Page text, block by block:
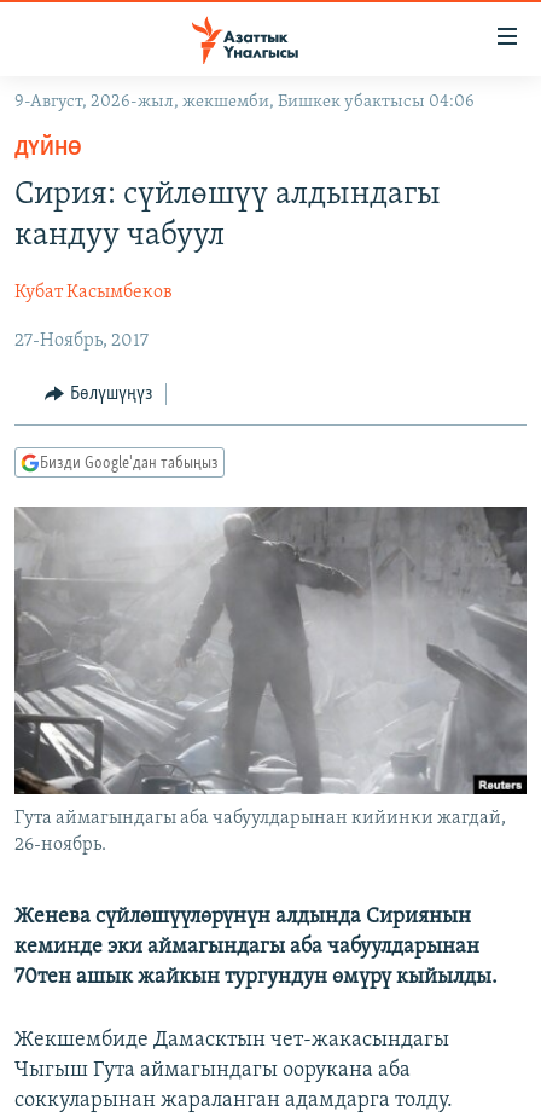
Навигацияга
өтүңүз
Издөөгө
салыңыз
ЖАҢЫЛЫКТАР
КЫРГЫЗСТАН
ЭКОНОМИКА
МАДАНИЯТ
ДҮЙНӨ
БОРБОР АЗИЯ
УКРАИНА
АТАЙЫН ИЛИКТӨӨ
ТВ ПРОГРАММАЛАР
БҮГҮН АЗАТТЫКТА
БИЗ ЖАНА ДҮЙНӨ
ЫҢГАЙСЫЗ СУРООЛОР
ПОДКАСТ
ӨЗГӨЧӨ ПИКИР
ОНЛАЙН ШЕРИНЕ
ЭЕ/АРнун бардык сайттары
9-Август, 2026-жыл, жекшемби, Бишкек убактысы 04:06
ДҮЙНӨ
Сирия: сүйлөшүү алдындагы
кандуу чабуул
Кубат Касымбеков
27-Ноябрь, 2017
Бөлүшүңүз
Бизди Google'дан табыңыз
Гута аймагындагы аба чабуулдарынан кийинки жагдай,
26-ноябрь.
Женева сүйлөшүүлөрүнүн алдында Сириянын
кеминде эки аймагындагы аба чабуулдарынан
70тен ашык жайкын тургундун өмүрү кыйылды.
Жекшембиде Дамасктын чет-жакасындагы
Чыгыш Гута аймагындагы оорукана аба
соккуларынан жараланган адамдарга толду.